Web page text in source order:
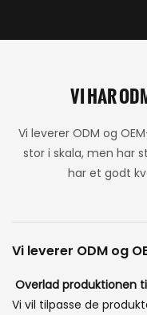
VI HAR
Vi leverer ODM og
stor i skala, men har
har et godt
Vi leverer ODM og
Overlad produktionen
Vi vil tilpasse de